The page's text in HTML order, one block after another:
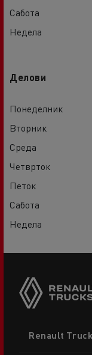
Сабота
Недела
Делови
Понеделник
Вторник
Среда
Четврток
Петок
Сабота
Недела
menu
Renault